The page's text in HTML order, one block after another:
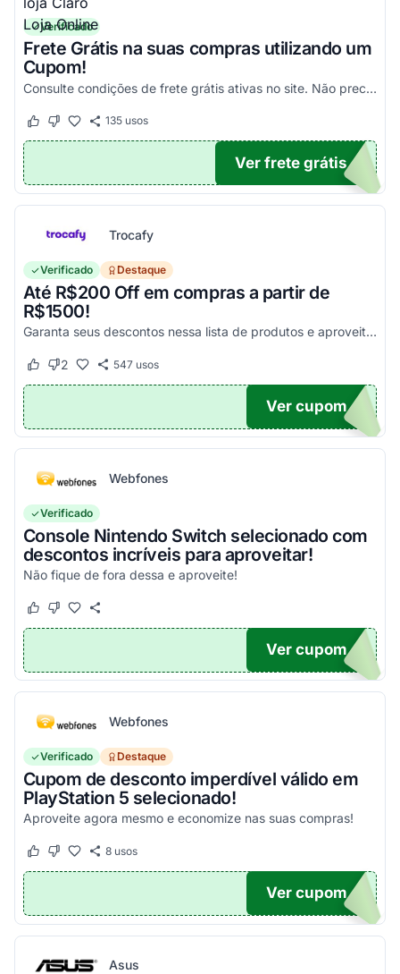
Verificado
Frete Grátis na suas compras utilizando um
Cupom!
Consulte condições de frete grátis ativas no site. Não precisa aplicar código promocional Claro Loja!
Este cupom funcionou
Este cupom não funcionou
135usos
TICO
Ver frete grátis
Trocafy
Verificado Destaque
Até R$200 Off em compras a partir de
R$1500!
Garanta seus descontos nessa lista de produtos e aproveite para economizar agora mesmo! Válido para todo o site exceto em produtos com o selo "Estou Zerado"
Este cupom funcionou
Este cupom não funcionou
2 547usos
ONTO
Ver cupom
Webfones
Verificado
Console Nintendo Switch selecionado com
descontos incríveis para aproveitar!
Não fique de fora dessa e aproveite!
Este cupom funcionou
Este cupom não funcionou
O100
Ver cupom
Webfones
Verificado Destaque
Cupom de desconto imperdível válido em
PlayStation 5 selecionado!
Aproveite agora mesmo e economize nas suas compras!
Este cupom funcionou
Este cupom não funcionou
8usos
O100
Ver cupom
Asus